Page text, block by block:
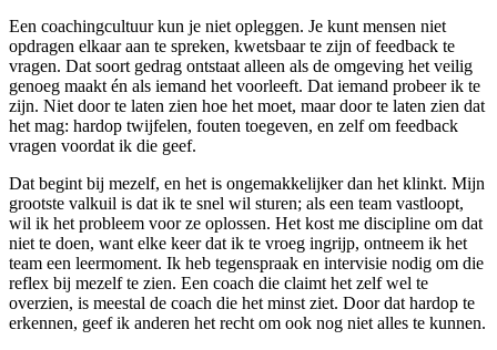
Een coachingcultuur kun je niet opleggen. Je kunt mensen niet
opdragen elkaar aan te spreken, kwetsbaar te zijn of feedback te
vragen. Dat soort gedrag ontstaat alleen als de omgeving het veilig
genoeg maakt én als iemand het voorleeft. Dat iemand probeer ik te
zijn. Niet door te laten zien hoe het moet, maar door te laten zien dat
het mag: hardop twijfelen, fouten toegeven, en zelf om feedback
vragen voordat ik die geef.
Dat begint bij mezelf, en het is ongemakkelijker dan het klinkt. Mijn
grootste valkuil is dat ik te snel wil sturen; als een team vastloopt,
wil ik het probleem voor ze oplossen. Het kost me discipline om dat
niet te doen, want elke keer dat ik te vroeg ingrijp, ontneem ik het
team een leermoment. Ik heb tegenspraak en intervisie nodig om die
reflex bij mezelf te zien. Een coach die claimt het zelf wel te
overzien, is meestal de coach die het minst ziet. Door dat hardop te
erkennen, geef ik anderen het recht om ook nog niet alles te kunnen.